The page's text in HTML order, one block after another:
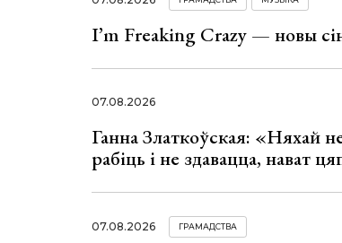
I’m Freaking Crazy — новы
07.08.2026
Ганна Златкоўская: «Няхай
рабіць і не здавацца, нават
07.08.2026 ГРАМАДСТВА